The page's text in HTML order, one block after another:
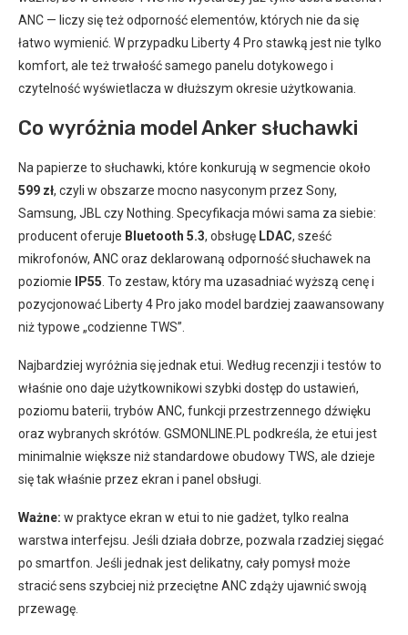
ANC — liczy się też odporność elementów, których nie da się
łatwo wymienić. W przypadku Liberty 4 Pro stawką jest nie tylko
komfort, ale też trwałość samego panelu dotykowego i
czytelność wyświetlacza w dłuższym okresie użytkowania.
Co wyróżnia model Anker słuchawki
Na papierze to słuchawki, które konkurują w segmencie około
599 zł, czyli w obszarze mocno nasyconym przez Sony,
Samsung, JBL czy Nothing. Specyfikacja mówi sama za siebie:
producent oferuje Bluetooth 5.3, obsługę LDAC, sześć
mikrofonów, ANC oraz deklarowaną odporność słuchawek na
poziomie
IP55 . To zestaw, który ma uzasadniać wyższą cenę i
pozycjonować Liberty 4 Pro jako model bardziej zaawansowany
niż typowe „codzienne TWS”.
Najbardziej wyróżnia się jednak etui. Według recenzji i testów to
właśnie ono daje użytkownikowi szybki dostęp do ustawień,
poziomu baterii, trybów ANC, funkcji przestrzennego dźwięku
oraz wybranych skrótów. GSMONLINE.PL podkreśla, że etui jest
minimalnie większe niż standardowe obudowy TWS, ale dzieje
się tak właśnie przez ekran i panel obsługi.
Ważne: w praktyce ekran w etui to nie gadżet, tylko realna
warstwa interfejsu. Jeśli działa dobrze, pozwala rzadziej sięgać
po smartfon. Jeśli jednak jest delikatny, cały pomysł może
stracić sens szybciej niż przeciętne ANC zdąży ujawnić swoją
przewagę.